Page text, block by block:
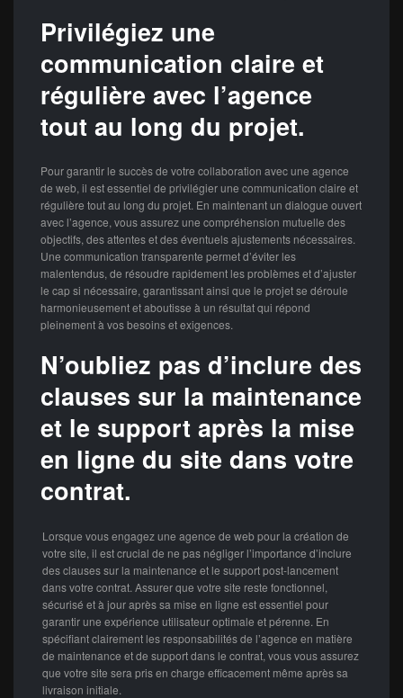
Privilégiez une
communication claire et
régulière avec l’agence
tout au long du projet.
Pour garantir le succès de votre collaboration avec une agence
de web, il est essentiel de privilégier une communication claire et
régulière tout au long du projet. En maintenant un dialogue ouvert
avec l’agence, vous assurez une compréhension mutuelle des
objectifs, des attentes et des éventuels ajustements nécessaires.
Une communication transparente permet d’éviter les
malentendus, de résoudre rapidement les problèmes et d’ajuster
le cap si nécessaire, garantissant ainsi que le projet se déroule
harmonieusement et aboutisse à un résultat qui répond
pleinement à vos besoins et exigences.
N’oubliez pas d’inclure des
clauses sur la maintenance
et le support après la mise
en ligne du site dans votre
contrat.
Lorsque vous engagez une agence de web pour la création de
votre site, il est crucial de ne pas négliger l’importance d’inclure
des clauses sur la maintenance et le support post-lancement
dans votre contrat. Assurer que votre site reste fonctionnel,
sécurisé et à jour après sa mise en ligne est essentiel pour
garantir une expérience utilisateur optimale et pérenne. En
spécifiant clairement les responsabilités de l’agence en matière
de maintenance et de support dans le contrat, vous vous assurez
que votre site sera pris en charge efficacement même après sa
livraison initiale.